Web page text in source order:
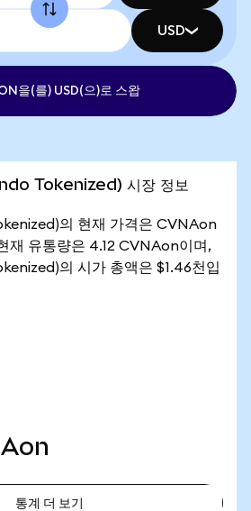
USD
을(를) USD(으)로 스왑
Tokenized) 시장 정보
의 현재 가격은 CVNAon
재 유통량은 4.12 CVNAon이며,
의 시가 총액은 $1.46천입
통계 더 보기